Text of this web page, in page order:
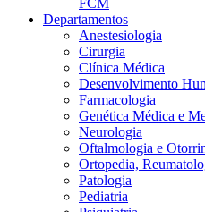
FCM
Departamentos
Anestesiologia
Cirurgia
Clínica Médica
Desenvolvimento
Farmacologia
Genética Médica e
Neurologia
Oftalmologia e
Ortopedia,
Patologia
Pediatria